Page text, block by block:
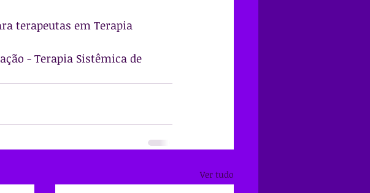
terapeutas em Terapia
- Terapia Sistêmica de
Ver tudo